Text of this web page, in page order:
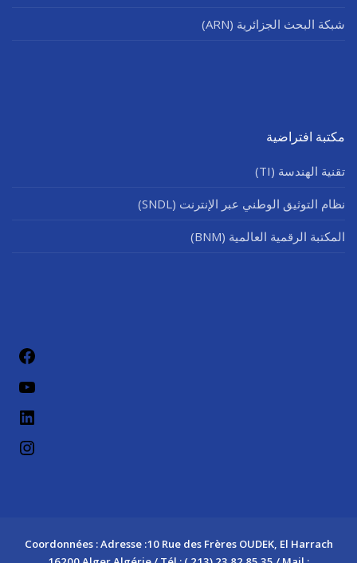
شبكة البحث الجزائرية (ARN)
مكتبة افتراضية
تقنية الهندسة (TI)
نظام التوثيق الوطني عبر الإنترنت (SNDL)
المكتبة الرقمية العالمية (BNM)
لينكد إن
Coordonnées : Adresse :10 Rue des Frères OUDEK, El Harrach